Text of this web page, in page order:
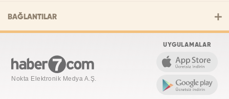
BAĞLANTILAR
Nokta Elektronik Medya A.Ş.
UYGULAMALAR